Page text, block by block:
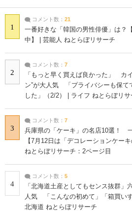
1
コメント数： 21
一番好きな「韓国の男性俳優」は？
中】 | 芸能人 ねとらぼリサーチ
2
コメント数： 7
「もっと早く買えば良かった」 カ
ン”が大人気 「プライバシーも保て
した」（2/2） | ライフ ねとらぼリサ
3
コメント数： 7
兵庫県の「ケーキ」の名店10選！
【7月12日は「デコレーションケー
ねとらぼリサーチ：2ページ目
4
コメント数： 5
「北海道土産としてもセンス抜群」
人気 「こんなの初めて」「箱買い
北海道 ねとらぼリサーチ